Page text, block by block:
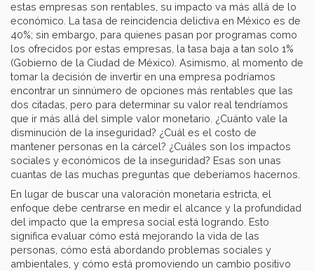
estas empresas son rentables, su impacto va más allá de lo
económico. La tasa de reincidencia delictiva en México es de
40%; sin embargo, para quienes pasan por programas como
los ofrecidos por estas empresas, la tasa baja a tan solo 1%
(Gobierno de la Ciudad de México). Asimismo, al momento de
tomar la decisión de invertir en una empresa podríamos
encontrar un sinnúmero de opciones más rentables que las
dos citadas, pero para determinar su valor real tendríamos
que ir más allá del simple valor monetario. ¿Cuánto vale la
disminución de la inseguridad? ¿Cuál es el costo de
mantener personas en la cárcel? ¿Cuáles son los impactos
sociales y económicos de la inseguridad? Esas son unas
cuantas de las muchas preguntas que deberíamos hacernos.
En lugar de buscar una valoración monetaria estricta, el
enfoque debe centrarse en medir el alcance y la profundidad
del impacto que la empresa social está logrando. Esto
significa evaluar cómo está mejorando la vida de las
personas, cómo está abordando problemas sociales y
ambientales, y cómo está promoviendo un cambio positivo